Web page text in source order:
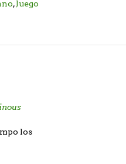
,Juego
los